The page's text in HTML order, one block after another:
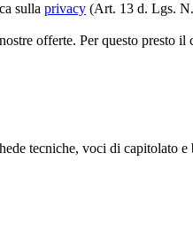
sulla privacy (Art. 13 d. Lgs.
offerte. Per questo presto il
tecniche, voci di capitolato